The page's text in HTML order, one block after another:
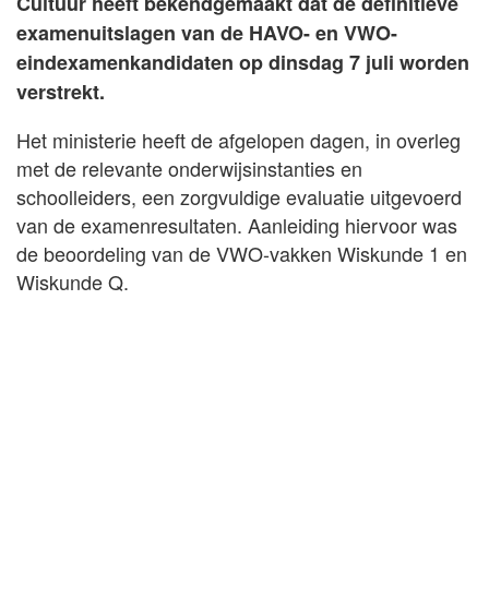
examenuitslagen van de HAVO- en VWO-
eindexamenkandidaten op dinsdag 7 juli worden
verstrekt.
Het ministerie heeft de afgelopen dagen, in overleg
met de relevante onderwijsinstanties en
schoolleiders, een zorgvuldige evaluatie uitgevoerd
van de examenresultaten. Aanleiding hiervoor was
de beoordeling van de VWO-vakken Wiskunde 1 en
Wiskunde Q.